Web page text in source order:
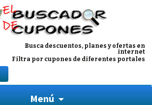
Busca descuentos, planes y ofertas en
internet
Filtra por cupones de diferentes portales
Menú